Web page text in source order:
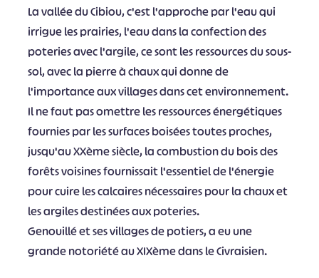
La vallée du Cibiou, c'est l'approche par l'eau qui
irrigue les prairies, l'eau dans la confection des
poteries avec l'argile, ce sont les ressources du sous-
sol, avec la pierre à chaux qui donne de
l'importance aux villages dans cet environnement.
Il ne faut pas omettre les ressources énergétiques
fournies par les surfaces boisées toutes proches,
jusqu'au XXème siècle, la combustion du bois des
forêts voisines fournissait l'essentiel de l'énergie
pour cuire les calcaires nécessaires pour la chaux et
les argiles destinées aux poteries.
Genouillé et ses villages de potiers, a eu une
grande notoriété au XIXème dans le Civraisien.